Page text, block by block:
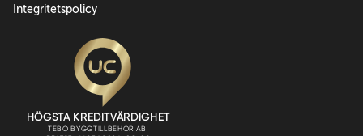
Integritetspolicy